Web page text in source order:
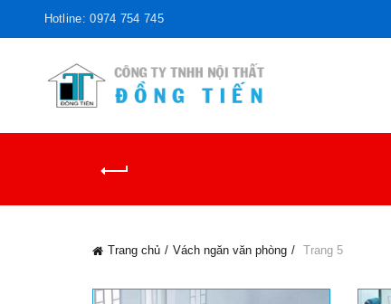
Hotline: 0974 754 745
Trang chủ Vách ngăn văn phòng Trang 5